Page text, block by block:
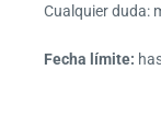
Cualquier duda:
Fecha límite: